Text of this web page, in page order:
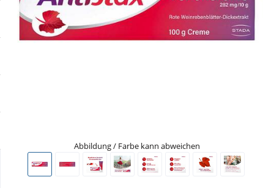
Sale
Körperpflege & Kosmetik
Natur & Homöopathie
Physiogel
Abbildung / Farbe kann abweichen